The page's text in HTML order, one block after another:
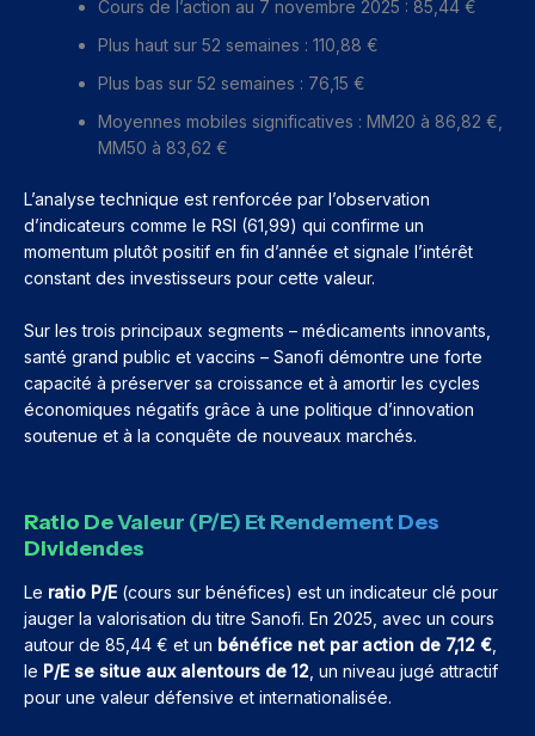
Cours de l’action au 7 novembre 2025 : 85,44 €
Plus haut sur 52 semaines : 110,88 €
Plus bas sur 52 semaines : 76,15 €
Moyennes mobiles significatives : MM20 à 86,82 €,
MM50 à 83,62 €
L’analyse technique est renforcée par l’observation
d’indicateurs comme le RSI (61,99) qui confirme un
momentum plutôt positif en fin d’année et signale l’intérêt
constant des investisseurs pour cette valeur.
Sur les trois principaux segments – médicaments innovants,
santé grand public et vaccins – Sanofi démontre une forte
capacité à préserver sa croissance et à amortir les cycles
économiques négatifs grâce à une politique d’innovation
soutenue et à la conquête de nouveaux marchés.
Ratio De Valeur (P/E) Et Rendement Des
Dividendes
Le ratio P/E (cours sur bénéfices) est un indicateur clé pour
jauger la valorisation du titre Sanofi. En 2025, avec un cours
autour de 85,44 € et un bénéfice net par action de 7,12 €
le P/E se situe aux alentours de 12 , un niveau jugé attractif
pour une valeur défensive et internationalisée.